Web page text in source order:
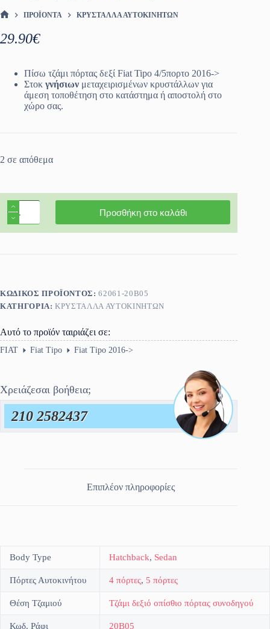
ΠΡΟΪΌΝΤΑ ΚΡΎΣΤΑΛΛΑ ΑΥΤΟΚΙΝΉΤΩΝ
29.90€
Πίσω τζάμι πόρτας δεξί Fiat Tipo 4/5πορτο 2016->
Στοκ γνήσιων μεταχειρισμένων κρυστάλλων για
άμεση τοποθέτηση στο κατάστημα ή αποστολή στο
χώρο σας.
2 σε απόθεμα
Πίσω
τζάμι
πόρτας
δεξί
ποσότητα
Προσθήκη στο καλάθι
ΚΩΔΙΚΌΣ ΠΡΟΪΌΝΤΟΣ:62061-20B05
ΚΑΤΗΓΟΡΊΑ:ΚΡΎΣΤΑΛΛΑ ΑΥΤΟΚΙΝΉΤΩΝ
Αυτό το προϊόν ταιριάζει σε:
FIAT Fiat Tipo Fiat Tipo 2016->
Χρειάζεσαι βοήθεια;
210 2582437
Επιπλέον πληροφορίες
Body Type Hatchback, Sedan
Πόρτες Αυτοκινήτου 4 πόρτες, 5 πόρτες
Θέση Τζαμιού Τζάμι δεξιό οπίσθιο πόρτας συνοδηγού
Κωδ. Ράφι 20B05